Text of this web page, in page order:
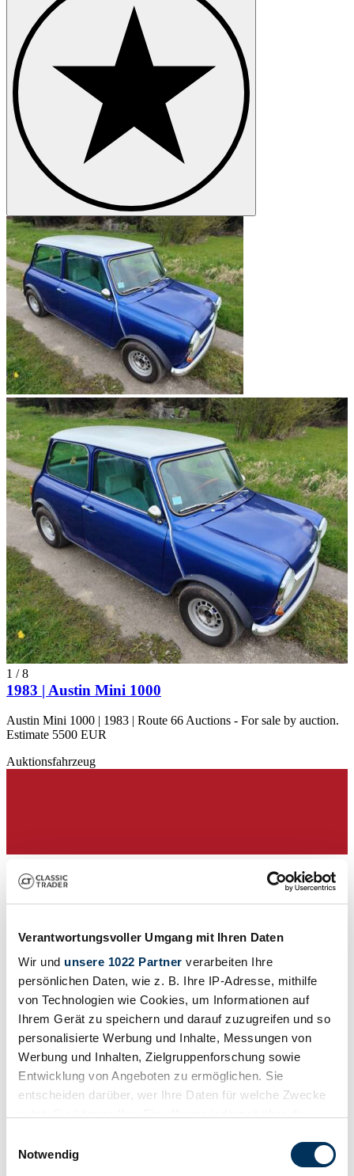
Verantwortungsvoller Umgang mit Ihren Daten
Wir und unsere 1022 Partner verarbeiten Ihre
persönlichen Daten, wie z. B. Ihre IP-Adresse, mithilfe
von Technologien wie Cookies, um Informationen auf
Ihrem Gerät zu speichern und darauf zuzugreifen und so
personalisierte Werbung und Inhalte, Messungen von
Werbung und Inhalten, Zielgruppenforschung sowie
Entwicklung von Angeboten zu ermöglichen. Sie
entscheiden darüber, wer Ihre Daten für welche Zwecke
Trigger Symbol ändern oder widerrufen
Notwendig
1 /8
1983 | Austin Mini 1000
Austin Mini 1000 | 1983 | Route 66 Auctions - For sale by auction.
Estimate 5500 EUR
Auktionsfahrzeug
Auktionshaus
Baureihe
Mk IV
Karosserieform
Kleinwagen
Nicht angegeben
29 / 40